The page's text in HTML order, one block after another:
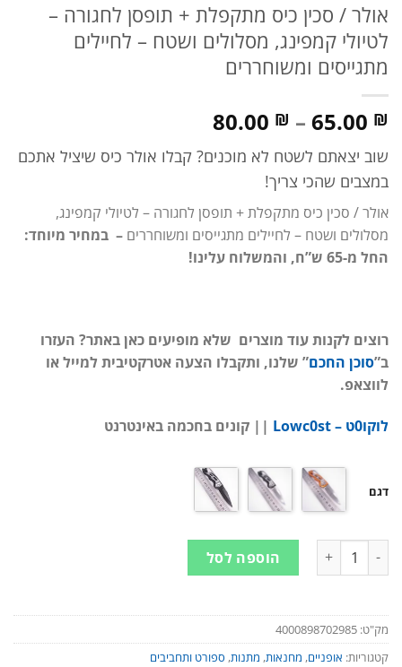
אולר / סכין כיס מתקפלת + תופסן לחגורה –
לטיולי קמפינג, מסלולים ושטח – לחיילים
מתגייסים ומשוחררים
65.00 ₪
–
80.00 ₪ טווח
שוב יצאתם לשטח לא מוכנים? קבלו אולר כיס שיציל אתכם
במצבים שהכי צריך!
אולר / סכין כיס מתקפלת + תופסן לחגורה – לטיולי קמפינג,
מסלולים ושטח – לחיילים מתגייסים ומשוחררים – במחיר מיוחד:
החל מ-65 ש”ח, והמשלוח עלינו!
רוצים לקנות עוד מוצרים שלא מופיעים כאן באתר? העזרו
ב”סוכן החכם” שלנו, ותקבלו הצעה אטרקטיבית למייל או
לווצאפ.
לוקו0ט – Lowc0st || קונים בחכמה באינטרנט
דגם
כמות של אולר / סכין כיס מתקפלת + תופסן לחגורה - לטיולי קמפינג,
הוספה לסל
מק"ט: 4000898702985
קטגוריות: אופניים, מחנאות, מתנות, ספורט ותחביבים